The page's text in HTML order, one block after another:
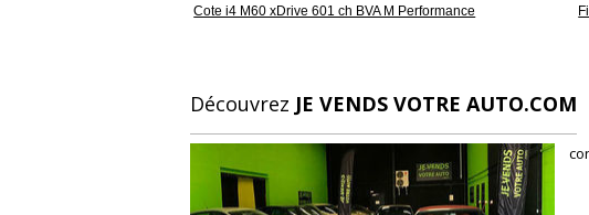
Cote i4 M60 xDrive 601 ch BVA M Performance
Découvrez JE VENDS VOTRE AUTO.COM